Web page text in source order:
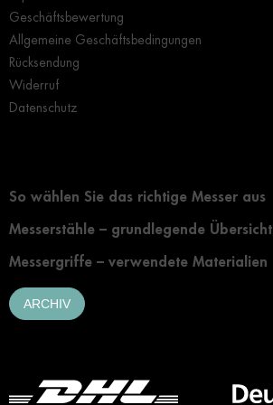
Geschäftsbewertung
Allgemeine Geschäftsbedingungen
Rücksendung
Widerruf
Datenschutz
So wählen Sie das richtige Messer aus
Messerstähle – grundlegende Übersicht
Messergriffe – verwendete Materialien
ARCHIV